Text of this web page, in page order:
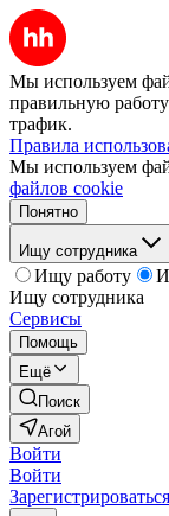
Мы используем
правильную
трафик.
Правила
Мы используем
файлов cookie
Понятно
Ищу сотрудника
Ищу работу
Ищу сотрудника
Сервисы
Помощь
Ещё
Поиск
Агой
Войти
Войти
Зарегистрироваться